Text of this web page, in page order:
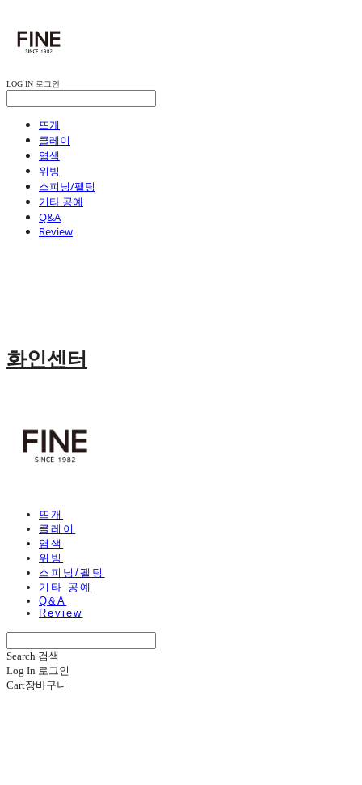
LOG IN 로그인
뜨개
클레이
염색
위빙
스피닝/펠팅
기타 공예
Q&A
Review
화인센터
뜨개
클레이
염색
위빙
스피닝/펠팅
기타 공예
Q&A
Review
Search 검색
Log In 로그인
Cart장바구니